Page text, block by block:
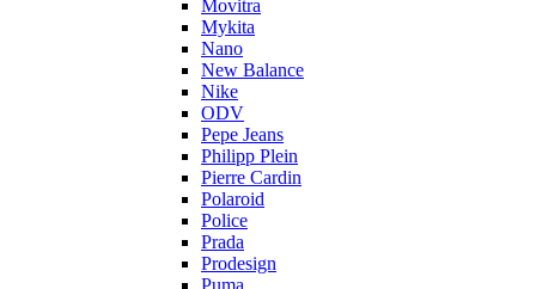
Movitra
Mykita
Nano
New Balance
Nike
ODV
Pepe Jeans
Philipp Plein
Pierre Cardin
Polaroid
Police
Prada
Prodesign
Puma